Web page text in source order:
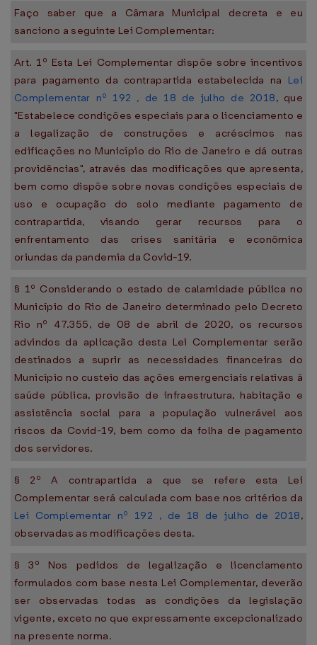
Faço saber que a Câmara Municipal decreta e eu
sanciono a seguinte Lei Complementar:
Art. 1º Esta Lei Complementar dispõe sobre incentivos
para pagamento da contrapartida estabelecida na Lei
Complementar nº 192 , de 18 de julho de 2018, que
"Estabelece condições especiais para o licenciamento e
a legalização de construções e acréscimos nas
edificações no Município do Rio de Janeiro e dá outras
providências", através das modificações que apresenta,
bem como dispõe sobre novas condições especiais de
uso e ocupação do solo mediante pagamento de
contrapartida, visando gerar recursos para o
enfrentamento das crises sanitária e econômica
oriundas da pandemia da Covid-19.
§ 1º Considerando o estado de calamidade pública no
Município do Rio de Janeiro determinado pelo Decreto
Rio nº 47.355, de 08 de abril de 2020, os recursos
advindos da aplicação desta Lei Complementar serão
destinados a suprir as necessidades financeiras do
Município no custeio das ações emergenciais relativas à
saúde pública, provisão de infraestrutura, habitação e
assistência social para a população vulnerável aos
riscos da Covid-19, bem como da folha de pagamento
dos servidores.
§ 2º A contrapartida a que se refere esta Lei
Complementar será calculada com base nos critérios da
Lei Complementar nº 192 , de 18 de julho de 2018,
observadas as modificações desta.
§ 3º Nos pedidos de legalização e licenciamento
formulados com base nesta Lei Complementar, deverão
ser observadas todas as condições da legislação
vigente, exceto no que expressamente excepcionalizado
na presente norma.